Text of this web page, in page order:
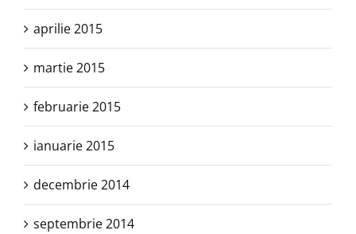
aprilie 2015
martie 2015
februarie 2015
ianuarie 2015
decembrie 2014
septembrie 2014